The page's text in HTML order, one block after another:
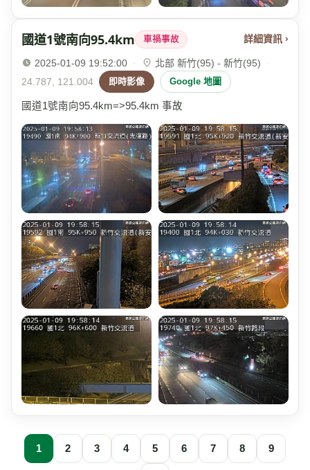
國道1號南向95.4km 車禍事故 詳細資訊 ›
2025-01-09 19:52:00 · 北部 新竹(95) - 新竹(95)
·
24.787, 121.004
即時影像 Google 地圖
國道1號南向95.4km=>95.4km 事故
1 2 3 4 5 6 7 8 9